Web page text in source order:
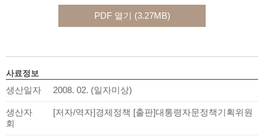
PDF 열기 (3.27MB)
사료정보
생산일자 2008. 02. (일자미상)
생산자
[저자/역자]경제정책 [출판]대통령자문정책기획위원
회